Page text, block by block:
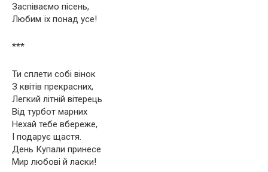
Заспіваємо пісень,
Любим їх понад усе!
***
Ти сплети собі вінок
З квітів прекрасних,
Легкий літній вітерець
Від турбот марних
Нехай тебе вбереже,
І подарує щастя.
День Купали принесе
Мир любові й ласки!